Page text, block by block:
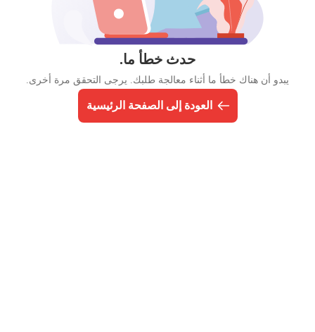
حدث خطأ ما.
يبدو أن هناك خطأ ما أثناء معالجة طلبك. يرجى التحقق مرة أخرى.
العودة إلى الصفحة الرئيسية